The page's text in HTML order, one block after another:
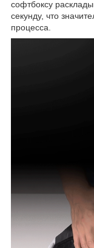
софтбоксу
секунду, что
процесса.